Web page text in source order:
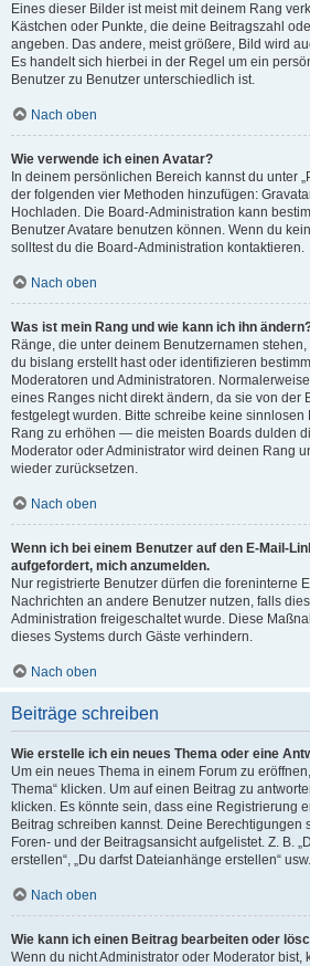
Eines dieser Bilder ist meist mit deinem Rang
Kästchen oder Punkte, die deine Beitragszahl
angeben. Das andere, meist größere, Bild wird
Es handelt sich hierbei in der Regel um ein
Benutzer zu Benutzer unterschiedlich ist.
Nach oben
Wie verwende ich einen Avatar?
In deinem persönlichen Bereich kannst du unter
der folgenden vier Methoden hinzufügen:
Hochladen. Die Board-Administration kann
Benutzer Avatare benutzen können. Wenn du
solltest du die Board-Administration kontaktieren.
Nach oben
Was ist mein Rang und wie kann ich ihn
Ränge, die unter deinem Benutzernamen
du bislang erstellt hast oder identifizieren
Moderatoren und Administratoren.
eines Ranges nicht direkt ändern, da sie von der
festgelegt wurden. Bitte schreibe keine sinnlosen
Rang zu erhöhen — die meisten Boards dulden
Moderator oder Administrator wird deinen Rang
wieder zurücksetzen.
Nach oben
Wenn ich bei einem Benutzer auf den E-Mail-
aufgefordert, mich anzumelden.
Nur registrierte Benutzer dürfen die foreninterne
Nachrichten an andere Benutzer nutzen, falls
Administration freigeschaltet wurde. Diese
dieses Systems durch Gäste verhindern.
Nach oben
Beiträge schreiben
Wie erstelle ich ein neues Thema oder eine
Um ein neues Thema in einem Forum zu
Thema“ klicken. Um auf einen Beitrag zu
klicken. Es könnte sein, dass eine Registrierung
Beitrag schreiben kannst. Deine Berechtigungen
Foren- und der Beitragsansicht aufgelistet. Z. B.
erstellen“, „Du darfst Dateianhänge erstellen“ usw.
Nach oben
Wie kann ich einen Beitrag bearbeiten oder
Wenn du nicht Administrator oder Moderator bist,